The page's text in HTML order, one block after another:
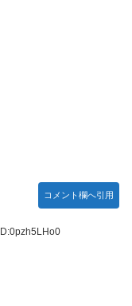
コメント欄へ引用
ID:0pzh5LHo0